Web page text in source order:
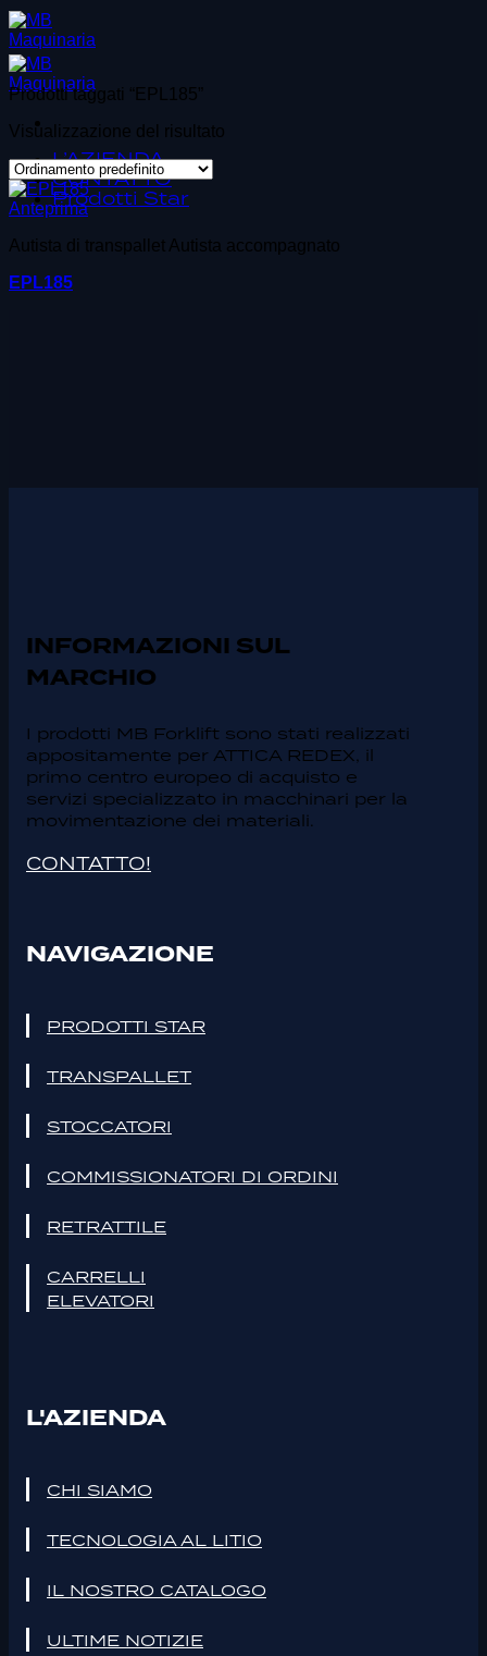
Salta
ai
contenuti
L’AZIENDA
CONTATTO
Prodotti Star
Prodotti taggati “EPL185”
Visualizzazione del risultato
Anteprima
Autista di transpallet Autista accompagnato
EPL185
INFORMAZIONI SUL
MARCHIO
I prodotti MB Forklift sono stati realizzati
appositamente per ATTICA REDEX, il
primo centro europeo di acquisto e
servizi specializzato in macchinari per la
movimentazione dei materiali.
CONTATTO!
NAVIGAZIONE
PRODOTTI STAR
TRANSPALLET
STOCCATORI
COMMISSIONATORI DI ORDINI
RETRATTILE
CARRELLI
ELEVATORI
L'AZIENDA
CHI SIAMO
TECNOLOGIA AL LITIO
IL NOSTRO CATALOGO
ULTIME NOTIZIE